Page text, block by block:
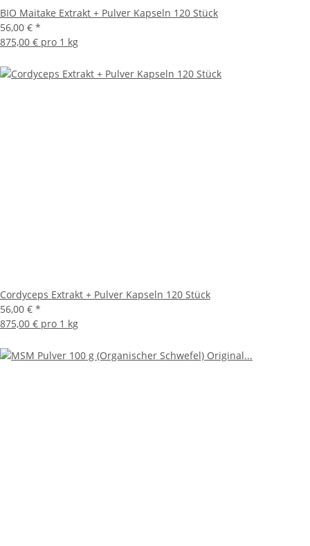
BIO Maitake Extrakt + Pulver Kapseln 120 Stück
56,00 € *
875,00 € pro 1 kg
Cordyceps Extrakt + Pulver Kapseln 120 Stück
56,00 € *
875,00 € pro 1 kg